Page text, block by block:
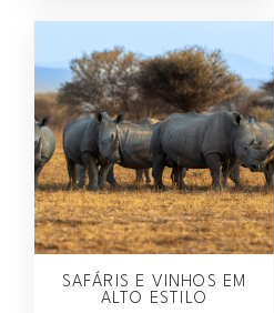
SAFÁRIS E VINHOS EM
ALTO ESTILO